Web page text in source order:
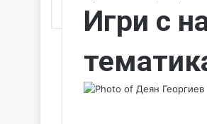
Игри с